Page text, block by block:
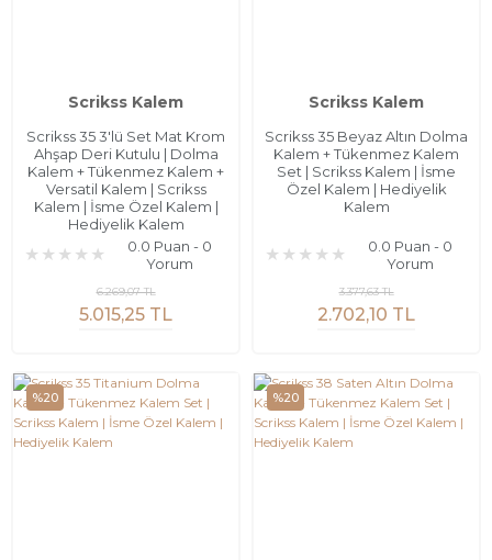
Scrikss Kalem
Scrikss 35 3'lü Set Mat Krom
Ahşap Deri Kutulu | Dolma
Kalem + Tükenmez Kalem +
Versatil Kalem | Scrikss
Kalem | İsme Özel Kalem |
Hediyelik Kalem
0.0 Puan - 0
Yorum
5.015,25 TL
6.269,07 TL
Scrikss Kalem
Scrikss 35 Beyaz Altın Dolma
Kalem + Tükenmez Kalem
Set | Scrikss Kalem | İsme
Özel Kalem | Hediyelik
Kalem
0.0 Puan - 0
Yorum
2.702,10 TL
3.377,63 TL
%20 %20